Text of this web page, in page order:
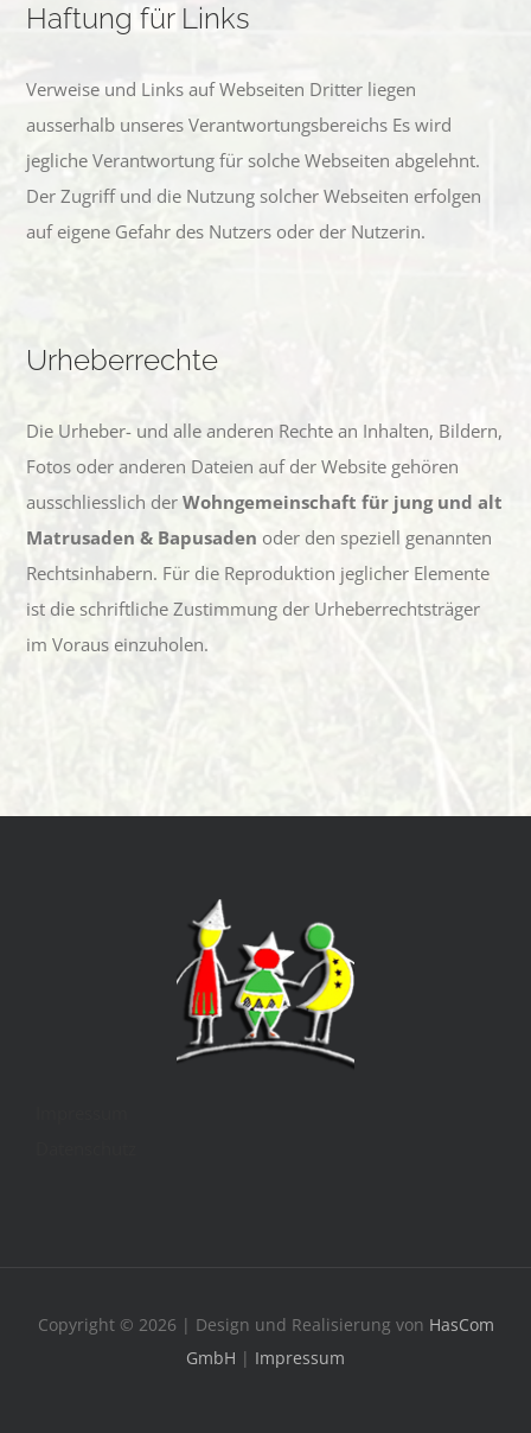
Haftung für Links
Verweise und Links auf Webseiten Dritter liegen
ausserhalb unseres Verantwortungsbereichs Es wird
jegliche Verantwortung für solche Webseiten abgelehnt.
Der Zugriff und die Nutzung solcher Webseiten erfolgen
auf eigene Gefahr des Nutzers oder der Nutzerin.
Urheberrechte
Die Urheber- und alle anderen Rechte an Inhalten, Bildern,
Fotos oder anderen Dateien auf der Website gehören
ausschliesslich derWohngemeinschaft für jung und alt
Matrusaden & Bapusaden oder den speziell genannten
Rechtsinhabern. Für die Reproduktion jeglicher Elemente
ist die schriftliche Zustimmung der Urheberrechtsträger
im Voraus einzuholen.
Copyright © 2026 | Design und Realisierung von HasCom
GmbH | Impressum